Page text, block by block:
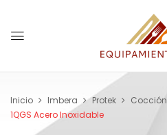
Inicio Imbera Protek Cocción
1QGS Acero Inoxidable